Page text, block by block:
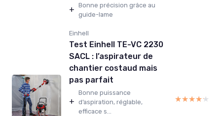
+ Bonne précision grâce au
guide-lame
Einhell
Test Einhell TE-VC 2230
SACL : l’aspirateur de
chantier costaud mais
pas parfait
+
Bonne puissance
d’aspiration, réglable,
efficace s...
★★★★★
★★★★★